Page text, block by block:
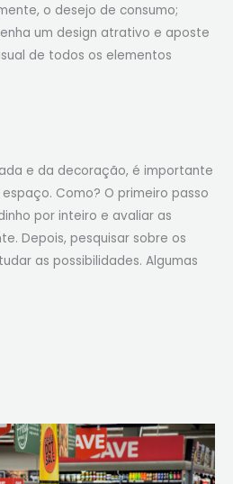
o desejo de consumo;
um design atrativo e aposte
de todos os elementos
e da decoração, é importante
Como? O primeiro passo
por inteiro e avaliar as
Depois, pesquisar sobre os
as possibilidades. Algumas